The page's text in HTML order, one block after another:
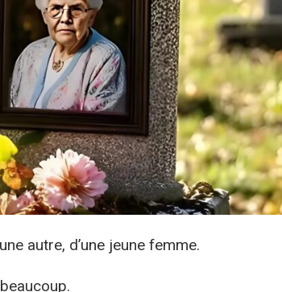
autre, d’une jeune femme.